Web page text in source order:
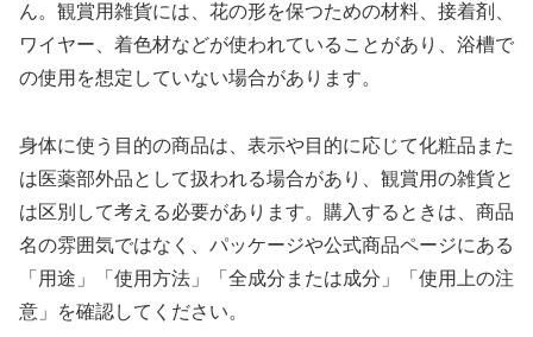
ん。観賞用雑貨には、花の形を保つための材料、接着剤、
ワイヤー、着色材などが使われていることがあり、浴槽で
の使用を想定していない場合があります。
身体に使う目的の商品は、表示や目的に応じて化粧品また
は医薬部外品として扱われる場合があり、観賞用の雑貨と
は区別して考える必要があります。購入するときは、商品
名の雰囲気ではなく、パッケージや公式商品ページにある
「用途」「使用方法」「全成分または成分」「使用上の注
意」を確認してください。